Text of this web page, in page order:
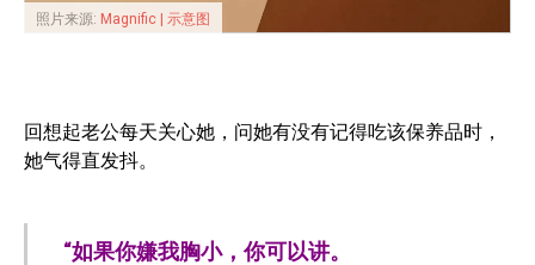
照片来源: Magnific | 示意图
回想起老公每天关心她，问她有没有记得吃该保养品时，
她气得直发抖。
“如果你嫌我胸小，你可以讲。